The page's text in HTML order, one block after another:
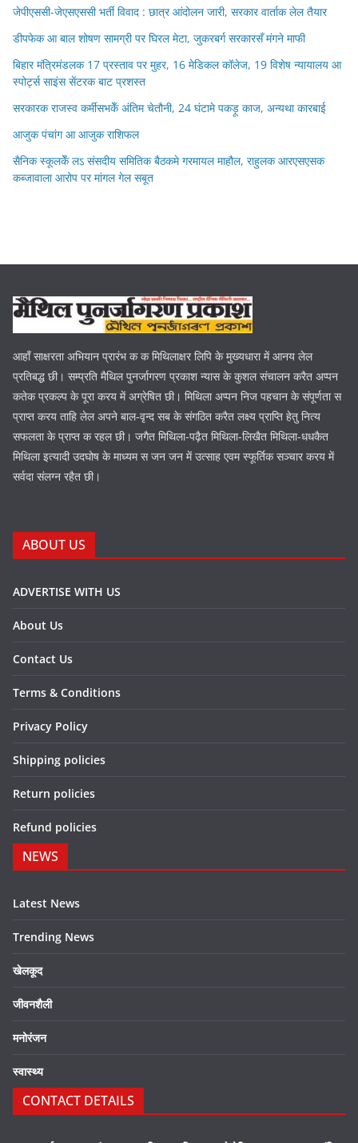
जेपीएससी-जेएसएससी भर्ती विवाद : छात्र आंदोलन जारी, सरकार वार्ताक लेल तैयार
डीपफेक आ बाल शोषण सामग्री पर घिरल मेटा, जुकरबर्ग सरकारसँ मंगने माफी
बिहार मंत्रिमंडलक 17 प्रस्ताव पर मुहर, 16 मेडिकल कॉलेज, 19 विशेष न्यायालय आ
स्पोर्ट्स साइंस सेंटरक बाट प्रशस्त
सरकारक राजस्व कर्मीसभकेँ अंतिम चेतौनी, 24 घंटामे पकड़ू काज, अन्यथा कारबाई
आजुक पंचांग आ आजुक राशिफल
सैनिक स्कूलकेँ लऽ संसदीय समितिक बैठकमे गरमायल माहौल, राहुलक आरएसएसक
कब्जावाला आरोप पर मांगल गेल सबूत
आहाँ साक्षरता अभियान प्रारंभ क क मिथिलाक्षर लिपि के मुख्यधारा में आनय लेल
प्रतिबद्ध छी। सम्प्रति मैथिल पुनर्जागरण प्रकाश न्यास के कुशल संचालन करैत अप्पन
कतेक प्रकल्प के पूरा करय में अग्रेषित छी। मिथिला अप्पन निज पहचान के संपूर्णता स
प्राप्त करय ताहि लेल अपने बाल-वृन्द सब के संगठित करैत लक्ष्य प्राप्ति हेतु नित्य
सफलता के प्राप्त क रहल छी। जगैत मिथिला-पढ़ैत मिथिला-लिखैत मिथिला-धधकैत
मिथिला इत्यादी उदघोष के माध्यम स जन जन में उत्साह एवम स्फूर्तिक सञ्चार करय में
सर्वदा संलग्न रहैत छी।
ABOUT US
ADVERTISE WITH US
About Us
Contact Us
Terms & Conditions
Privacy Policy
Shipping policies
Return policies
Refund policies
NEWS
Latest News
Trending News
खेलकूद
जीवनशैली
मनोरंजन
स्वास्थ्य
CONTACT DETAILS